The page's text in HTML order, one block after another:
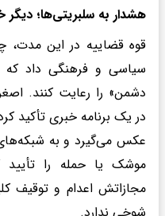
هشدار به سلبریتی‌ها؛
قوه قضاییه در این
سیاسی و فرهنگی داد که
دشمن» را رعایت کنند.
در یک برنامه خبری تأکید
عکس می‌گیرد و به
موشک یا حمله را
مجازاتش اعدام و توقیف